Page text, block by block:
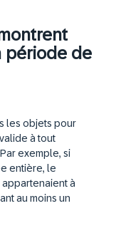
période de
les objets pour
à tout
exemple, si
entière, le
à
au moins un